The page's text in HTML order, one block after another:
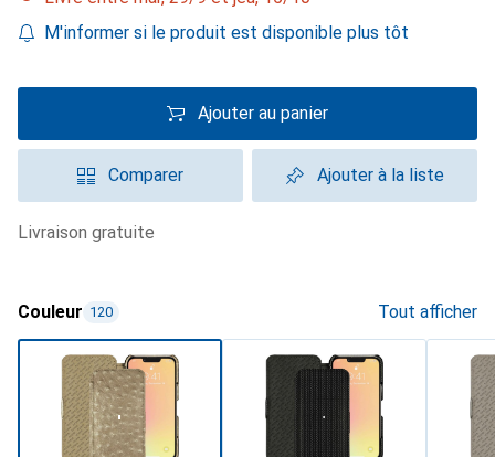
M'informer si le produit est disponible plus tôt
Ajouter au panier
Comparer Ajouter à la liste
livraison gratuite
Couleur 120 Tout afficher